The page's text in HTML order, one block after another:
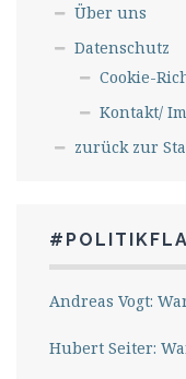
Über uns
Datenschutz
Cookie-
Kontakt/
zurück zur
Andreas Vogt:
Hubert Seiter: